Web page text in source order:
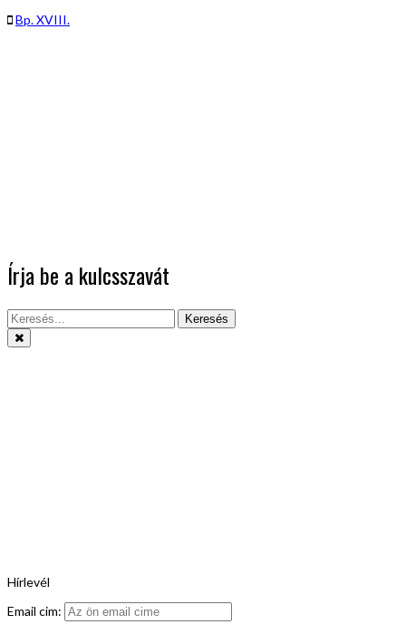
Bp. XVIII.
Írja be a kulcsszavát
Keresés
Hírlevél
Email cim: